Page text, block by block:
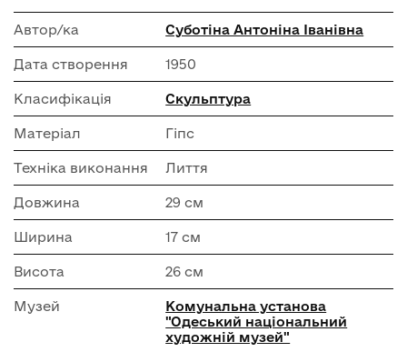
Автор/ка Суботіна Антоніна Іванівна
Дата створення 1950
Класифікація Скульптура
Матеріал Гіпс
Техніка виконання Лиття
Довжина 29 см
Ширина 17 см
Висота 26 см
Музей
Комунальна установа
"Одеський національний
художній музей"